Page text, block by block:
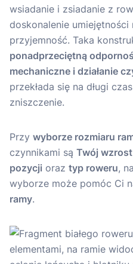
wsiadanie i zsiadanie z
doskonalenie
przyjemność. Taka
ponadprzeciętną
mechaniczne i działanie
przekłada się na długi
zniszczenie.
Przy wyborze rozmiaru
czynnikami są Twój
pozycji oraz typ roweru,
wyborze może pomóc Ci
ramy.